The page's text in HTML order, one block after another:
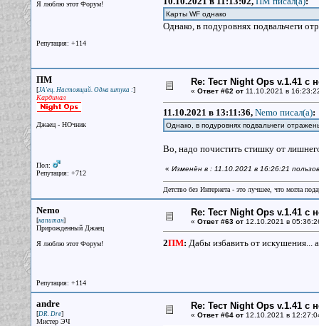
Я люблю этот Форум!
Репутация: +114
Карты WF однако
Однако, в подуровнях подвальчеги
ПМ
[JA'ец. Настоящий. Одна штука :]
Кардинал
Джаец - НОчник
Пол:
Репутация: +712
Re: Тест Night Ops v.1.41 с
« Ответ #62 от11.10.2021 в
11.10.2021 в 13:11:36, Nemo писал(a):
Однако, в подуровнях подвальчеги
Во, надо почистить стишку от
« Изменён в : 11.10.2021 в 16:26:21
Детство без Интернета - это лучшее, что могла
Nemo
[капитан]
Прирожденный Джаец
Я люблю этот Форум!
Репутация: +114
Re: Тест Night Ops v.1.41 с
« Ответ #63 от12.10.2021 в
2ПМ: Дабы избавить от искушения...
andre
[DR. Dre]
Мистер ЭЧ
Re: Тест Night Ops v.1.41 с
« Ответ #64 от12.10.2021 в